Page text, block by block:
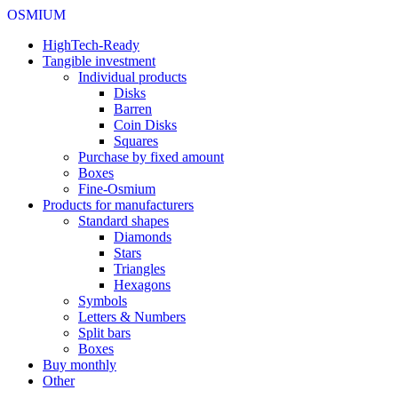
OSMIUM
HighTech-Ready
Tangible investment
Individual products
Disks
Barren
Coin Disks
Squares
Purchase by fixed amount
Boxes
Fine-Osmium
Products for manufacturers
Standard shapes
Diamonds
Stars
Triangles
Hexagons
Symbols
Letters & Numbers
Split bars
Boxes
Buy monthly
Other